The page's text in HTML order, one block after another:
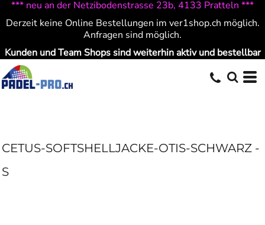
*** neu an der Netzibodenstrasse 23b, 4133 Pratteln ***
Derzeit keine Online Bestellungen im ver1shop.ch möglich.
Anfragen sind möglich.
Kunden und Team Shops sind weiterhin aktiv und bestellbar
CETUS-SOFTSHELLJACKE-OTIS-SCHWARZ -
S